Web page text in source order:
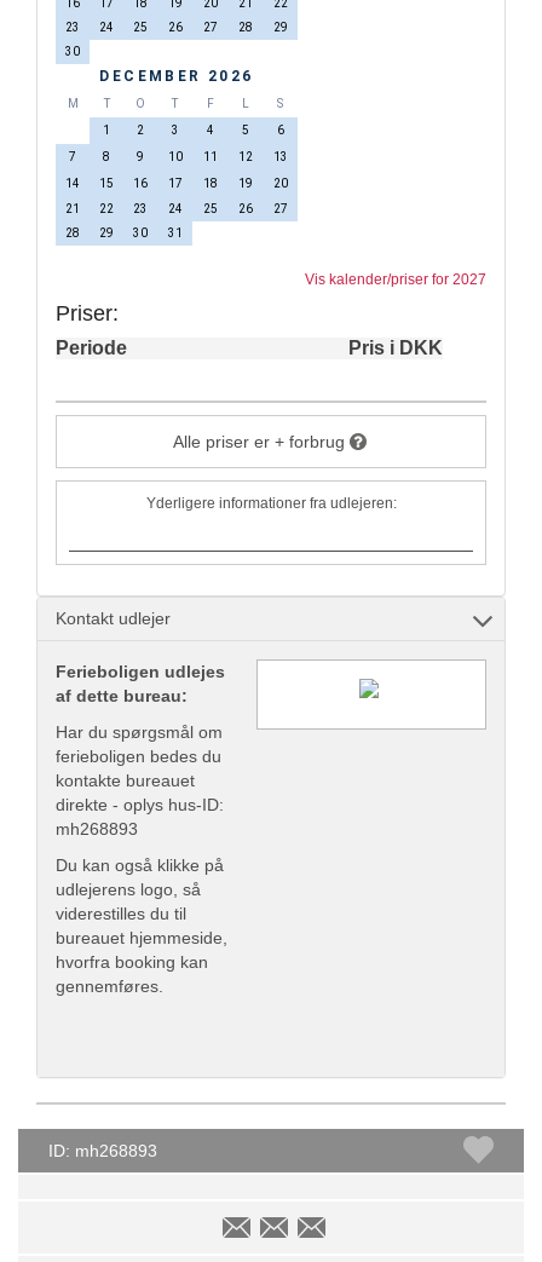
16 17 18 19 20 21
22
23
24 25 26 27 28
29
30
DECEMBER 2026
M T O T F L
S
1
2 3 4 5
6
7
8 9 10 11 12
13
14
15 16 17 18 19
20
21
22 23 24 25 26
27
28
29 30 31
Vis kalender/priser for 2027
Priser:
Periode Pris i DKK
Alle priser er + forbrug
Yderligere informationer fra udlejeren:
Kontakt udlejer
Ferieboligen udlejes
af dette bureau:
Har du spørgsmål om
ferieboligen bedes du
kontakte bureauet
direkte - oplys hus-ID:
mh268893
Du kan også klikke på
udlejerens logo, så
viderestilles du til
bureauet hjemmeside,
hvorfra booking kan
gennemføres.
ID: mh268893